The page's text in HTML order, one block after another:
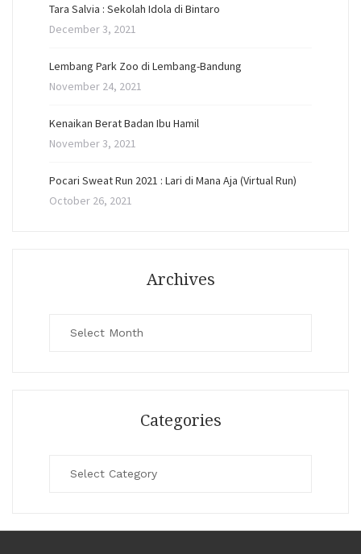
Tara Salvia : Sekolah Idola di Bintaro
December 3, 2021
Lembang Park Zoo di Lembang-Bandung
November 24, 2021
Kenaikan Berat Badan Ibu Hamil
November 3, 2021
Pocari Sweat Run 2021 : Lari di Mana Aja (Virtual Run)
October 26, 2021
Archives
Categories